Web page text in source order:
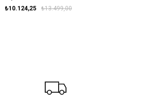
₺10.124,25 ₺13.499,00